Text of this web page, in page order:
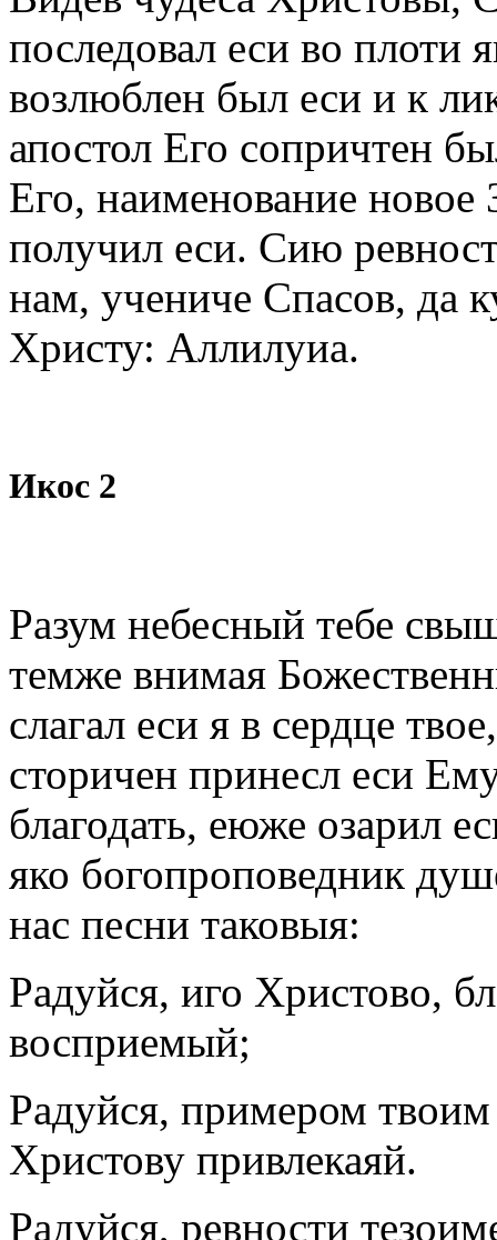
последовал еси во плоти
возлюблен был еси и к
апостол Его сопричтен
Его, наименование новое
получил еси. Сию
нам, учениче Спасов, да
Христу: Аллилуиа.
Икос 2
Разум небесный тебе
темже внимая
слагал еси я в сердце
сторичен принесл еси
благодать, еюже озарил
яко богопроповедник
нас песни таковыя:
Радуйся, иго Христово,
восприемый;
Радуйся, примером
Христову привлекаяй.
Радуйся, ревности